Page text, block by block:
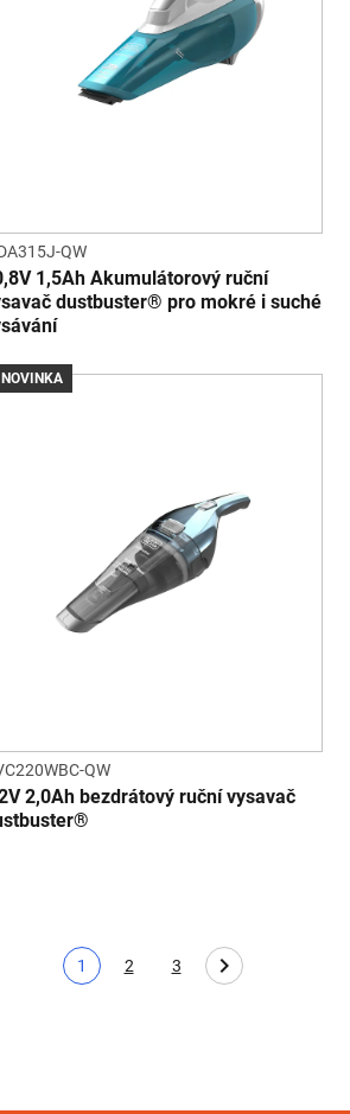
QW
1,5Ah Akumulátorový ruční
dustbuster® pro mokré i suché
NOVINKA
QW
2,0Ah bezdrátový ruční vysavač
Aktuální stránka
1
Page
2
Page
3